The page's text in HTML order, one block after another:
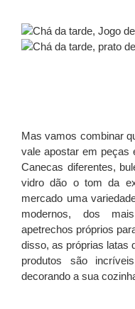
Mas vamos combinar
vale apostar em peças
Canecas diferentes,
vidro dão o tom da
mercado uma
modernos, dos
apetrechos próprios
disso, as próprias latas
produtos são
decorando a sua